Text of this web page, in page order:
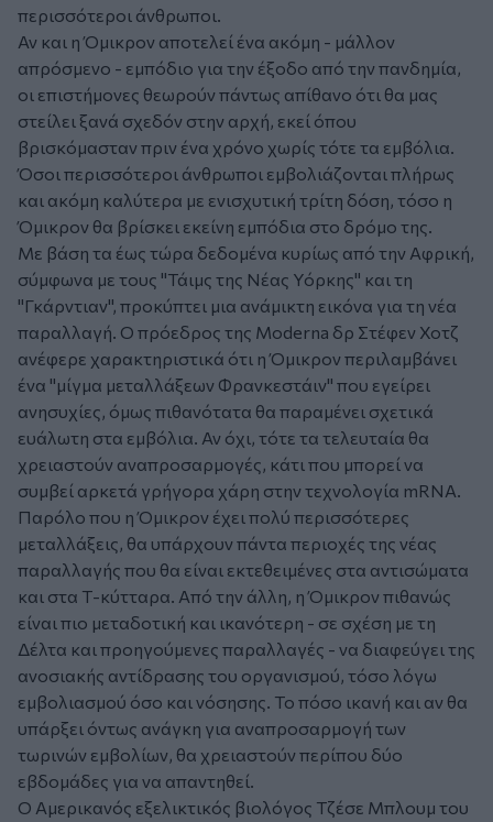
περισσότεροι άνθρωποι.
Αν και η Όμικρον αποτελεί ένα ακόμη - μάλλον
απρόσμενο - εμπόδιο για την έξοδο από την πανδημία,
οι επιστήμονες θεωρούν πάντως απίθανο ότι θα μας
στείλει ξανά σχεδόν στην αρχή, εκεί όπου
βρισκόμασταν πριν ένα χρόνο χωρίς τότε τα εμβόλια.
Όσοι περισσότεροι άνθρωποι εμβολιάζονται πλήρως
και ακόμη καλύτερα με ενισχυτική τρίτη δόση, τόσο η
Όμικρον θα βρίσκει εκείνη εμπόδια στο δρόμο της.
Με βάση τα έως τώρα δεδομένα κυρίως από την Αφρική,
σύμφωνα με τους "Τάιμς της Νέας Υόρκης" και τη
"Γκάρντιαν", προκύπτει μια ανάμικτη εικόνα για τη νέα
παραλλαγή. Ο πρόεδρος της Moderna δρ Στέφεν Χοτζ
ανέφερε χαρακτηριστικά ότι η Όμικρον περιλαμβάνει
ένα "μίγμα μεταλλάξεων Φρανκεστάιν" που εγείρει
ανησυχίες, όμως πιθανότατα θα παραμένει σχετικά
ευάλωτη στα εμβόλια. Αν όχι, τότε τα τελευταία θα
χρειαστούν αναπροσαρμογές, κάτι που μπορεί να
συμβεί αρκετά γρήγορα χάρη στην τεχνολογία mRNA.
Παρόλο που η Όμικρον έχει πολύ περισσότερες
μεταλλάξεις, θα υπάρχουν πάντα περιοχές της νέας
παραλλαγής που θα είναι εκτεθειμένες στα αντισώματα
και στα Τ-κύτταρα. Από την άλλη, η Όμικρον πιθανώς
είναι πιο μεταδοτική και ικανότερη - σε σχέση με τη
Δέλτα και προηγούμενες παραλλαγές - να διαφεύγει της
ανοσιακής αντίδρασης του οργανισμού, τόσο λόγω
εμβολιασμού όσο και νόσησης. Το πόσο ικανή και αν θα
υπάρξει όντως ανάγκη για αναπροσαρμογή των
τωρινών εμβολίων, θα χρειαστούν περίπου δύο
εβδομάδες για να απαντηθεί.
Ο Αμερικανός εξελικτικός βιολόγος Τζέσε Μπλουμ του